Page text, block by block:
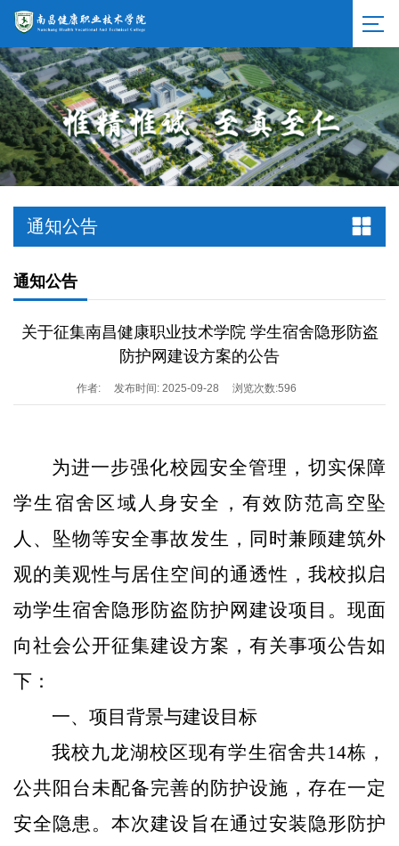
通知公告
通知公告
关于征集南昌健康职业技术学院 学生宿舍隐形防盗
防护网建设方案的公告
作者: 发布时间: 2025-09-28 浏览次数:596
为进一步强化校园安全管理，切实保障
学生宿舍区域人身安全，有效防范高空坠
人 、坠物等安全事故发生，同时兼顾建筑外
观的美观性与居住空间的通透性，我校拟启
动学生宿舍隐形防盗防护 网建设项目。现面
向社会公开征集建设方案，有关事项公告如
下：
一、项目背景与建设目标
我校九龙湖校区现有学生宿舍共14栋，
公共阳台未配备完善的防护设施，存在一定
安全隐患。本次建设旨在通过安装隐形防护